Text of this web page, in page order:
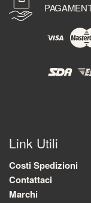
Link Utili
Costi Spedizioni
Contattaci
Marchi